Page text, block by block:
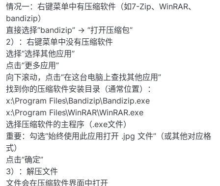
情况一：右键菜单中有压缩软件（如7-Zip、WinRAR、
bandizip）
直接选择“bandizip” → “打开压缩包”
2）：右键菜单中没有压缩软件
选择“选择其他应用”
点击“更多应用”
向下滚动，点击“在这台电脑上查找其他应用”
找到你的压缩软件安装目录（通常位置）：
x:\Program Files\Bandizip\Bandizip.exe
x:\Program Files\WinRAR\WinRAR.exe
选择压缩软件的主程序（.exe文件）
重要：勾选“始终使用此应用打开 .jpg 文件”（或其他对应格
式）
点击“确定”
3）：解压文件
文件会在压缩软件界面中打开